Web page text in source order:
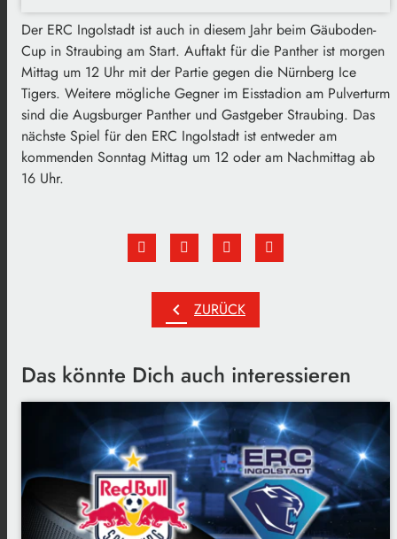
Der ERC Ingolstadt ist auch in diesem Jahr beim Gäuboden-
Cup in Straubing am Start. Auftakt für die Panther ist morgen
Mittag um 12 Uhr mit der Partie gegen die Nürnberg Ice
Tigers. Weitere mögliche Gegner im Eisstadion am Pulverturm
sind die Augsburger Panther und Gastgeber Straubing. Das
nächste Spiel für den ERC Ingolstadt ist entweder am
kommenden Sonntag Mittag um 12 oder am Nachmittag ab
16 Uhr.
chevron_left ZURÜCK
Das könnte Dich auch interessieren